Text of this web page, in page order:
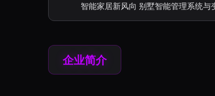
智能家居新风向 别墅智能管理系统与
企业简介